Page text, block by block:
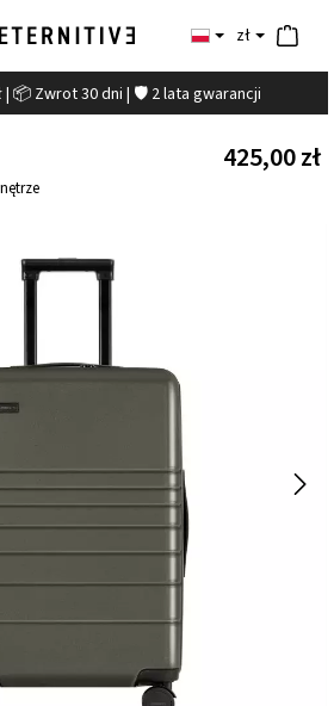
zł
| 📦 Zwrot 30 dni | 🛡️ 2 lata gwarancji
425,00 zł